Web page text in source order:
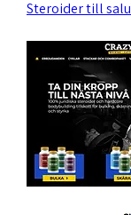
Steroider till salu